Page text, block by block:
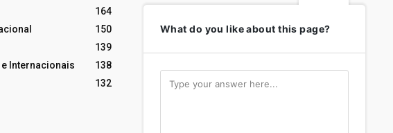
164
150
139
Internacionais
138
132
What do you like about this page?